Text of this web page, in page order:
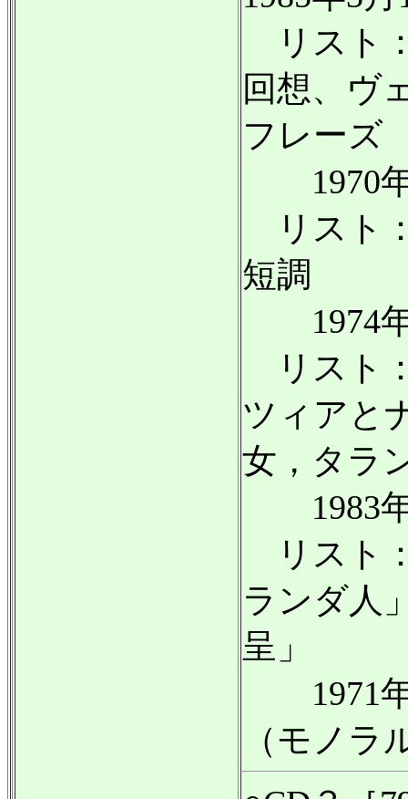
リスト
回想、ヴ
フレーズ
1970年
リスト
短調
1974年
リスト
ツィアと
女，タラ
1983年
リスト
ランダ人
呈」
1971年
（モノラ